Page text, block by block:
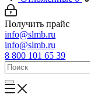
Получить прайс
info@slmb.ru
info@slmb.ru
8 800 101 65 39